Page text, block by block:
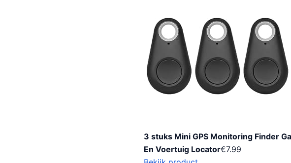
3 stuks Mini GPS Monitoring Finder
En Voertuig Locator€7.99